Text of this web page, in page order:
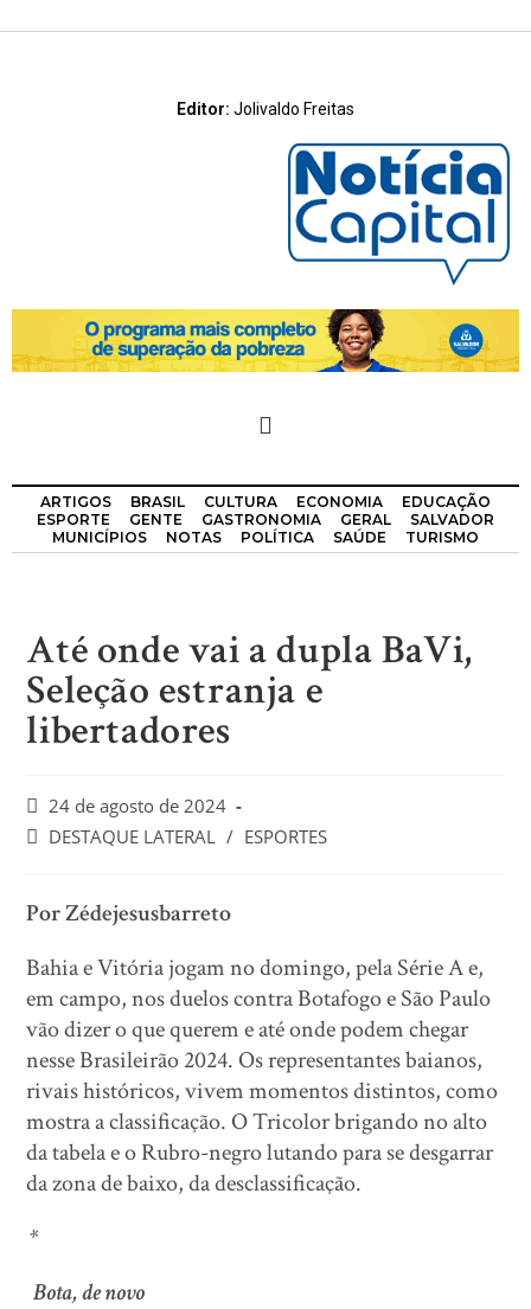
Editor: Jolivaldo Freitas
ARTIGOS BRASIL CULTURA ECONOMIA
EDUCAÇÃO
ESPORTE
GENTE GASTRONOMIA GERAL
SALVADOR
MUNICÍPIOS
NOTAS POLÍTICA SAÚDE TURISMO
Até onde vai a dupla BaVi,
Seleção estranja e
libertadores
24 de agosto de 2024
DESTAQUE LATERAL / ESPORTES
Por Zédejesusbarreto
Bahia e Vitória jogam no domingo, pela Série A e,
em campo, nos duelos contra Botafogo e São Paulo
vão dizer o que querem e até onde podem chegar
nesse Brasileirão 2024. Os representantes baianos,
rivais históricos, vivem momentos distintos, como
mostra a classificação. O Tricolor brigando no alto
da tabela e o Rubro-negro lutando para se desgarrar
da zona de baixo, da desclassificação.
*
Bota, de novo